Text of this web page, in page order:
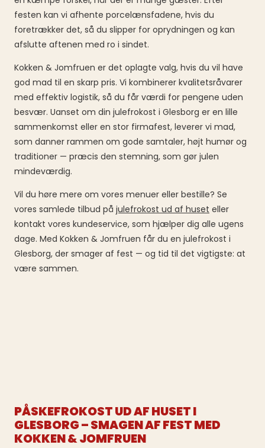
festen kan vi afhente porcelænsfadene, hvis du
foretrækker det, så du slipper for oprydningen og kan
afslutte aftenen med ro i sindet.
Kokken & Jomfruen er det oplagte valg, hvis du vil have
god mad til en skarp pris. Vi kombinerer kvalitetsråvarer
med effektiv logistik, så du får værdi for pengene uden
besvær. Uanset om din julefrokost i Glesborg er en lille
sammenkomst eller en stor firmafest, leverer vi mad,
som danner rammen om gode samtaler, højt humør og
traditioner — præcis den stemning, som gør julen
mindeværdig.
Vil du høre mere om vores menuer eller bestille? Se
vores samlede tilbud på julefrokost ud af huset eller
kontakt vores kundeservice, som hjælper dig alle ugens
dage. Med Kokken & Jomfruen får du en julefrokost i
Glesborg, der smager af fest — og tid til det vigtigste: at
være sammen.
PÅSKEFROKOST UD AF HUSET I
GLESBORG – SMAGEN AF FEST MED
KOKKEN & JOMFRUEN